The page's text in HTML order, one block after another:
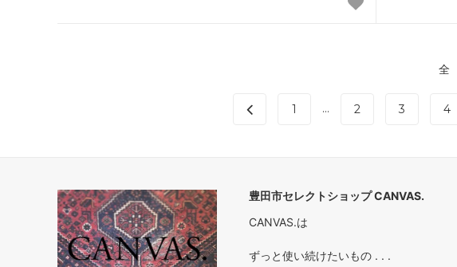
全
1 ... 2 3 4
豊田市セレクトショップ CANVAS.
CANVAS.は
ずっと使い続けたいもの . . .